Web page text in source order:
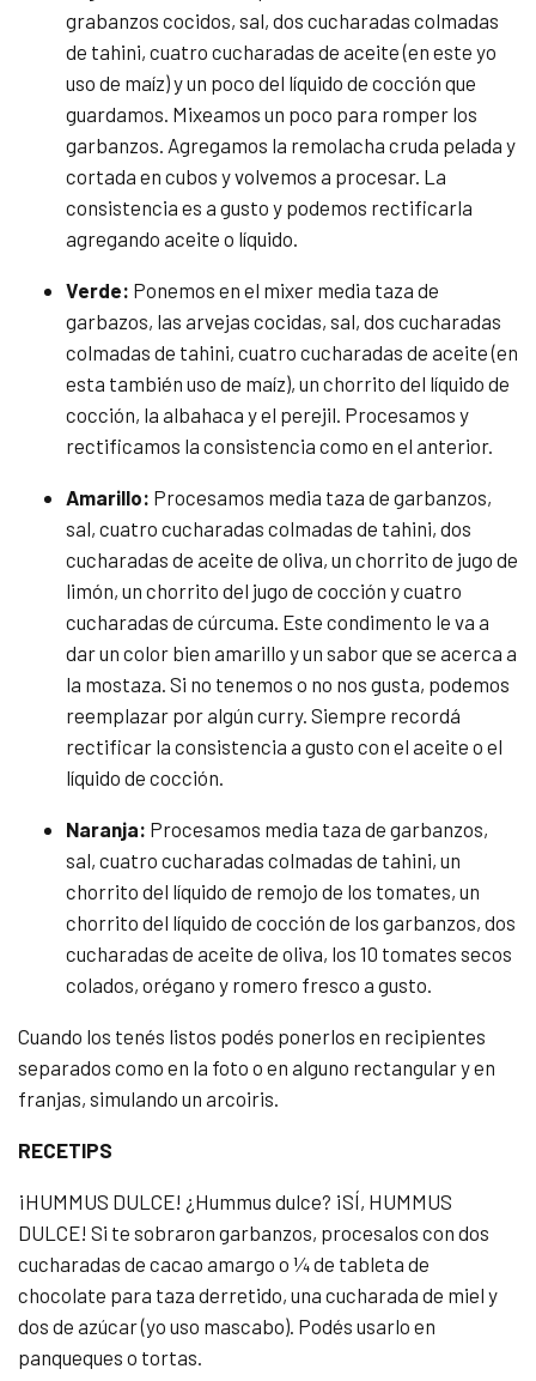
grabanzos cocidos, sal, dos cucharadas colmadas
de tahini, cuatro cucharadas de aceite (en este yo
uso de maíz) y un poco del líquido de cocción que
guardamos. Mixeamos un poco para romper los
garbanzos. Agregamos la remolacha cruda pelada y
cortada en cubos y volvemos a procesar. La
consistencia es a gusto y podemos rectificarla
agregando aceite o líquido.
Verde: Ponemos en el mixer media taza de
garbazos, las arvejas cocidas, sal, dos cucharadas
colmadas de tahini, cuatro cucharadas de aceite (en
esta también uso de maíz), un chorrito del líquido de
cocción, la albahaca y el perejil. Procesamos y
rectificamos la consistencia como en el anterior.
Amarillo: Procesamos media taza de garbanzos,
sal, cuatro cucharadas colmadas de tahini, dos
cucharadas de aceite de oliva, un chorrito de jugo de
limón, un chorrito del jugo de cocción y cuatro
cucharadas de cúrcuma. Este condimento le va a
dar un color bien amarillo y un sabor que se acerca a
la mostaza. Si no tenemos o no nos gusta, podemos
reemplazar por algún curry. Siempre recordá
rectificar la consistencia a gusto con el aceite o el
líquido de cocción.
Naranja: Procesamos media taza de garbanzos,
sal, cuatro cucharadas colmadas de tahini, un
chorrito del líquido de remojo de los tomates, un
chorrito del líquido de cocción de los garbanzos, dos
cucharadas de aceite de oliva, los 10 tomates secos
colados, orégano y romero fresco a gusto.
Cuando los tenés listos podés ponerlos en recipientes
separados como en la foto o en alguno rectangular y en
franjas, simulando un arcoiris.
RECETIPS
¡HUMMUS DULCE! ¿Hummus dulce? ¡SÍ, HUMMUS
DULCE! Si te sobraron garbanzos, procesalos con dos
cucharadas de cacao amargo o ¼ de tableta de
chocolate para taza derretido, una cucharada de miel y
dos de azúcar (yo uso mascabo). Podés usarlo en
panqueques o tortas.